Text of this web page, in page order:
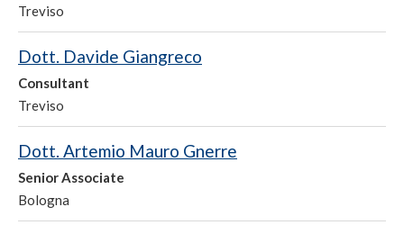
Treviso
Dott. Davide Giangreco
Consultant
Treviso
Dott. Artemio Mauro Gnerre
Senior Associate
Bologna